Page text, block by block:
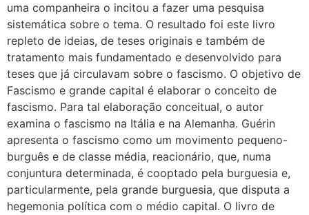
uma companheira o incitou a fazer uma pesquisa
sistemática sobre o tema. O resultado foi este livro
repleto de ideias, de teses originais e também de
tratamento mais fundamentado e desenvolvido para
teses que já circulavam sobre o fascismo. O objetivo de
Fascismo e grande capital é elaborar o conceito de
fascismo. Para tal elaboração conceitual, o autor
examina o fascismo na Itália e na Alemanha. Guérin
apresenta o fascismo como um movimento pequeno-
burguês e de classe média, reacionário, que, numa
conjuntura determinada, é cooptado pela burguesia e,
particularmente, pela grande burguesia, que disputa a
hegemonia política com o médio capital. O livro de